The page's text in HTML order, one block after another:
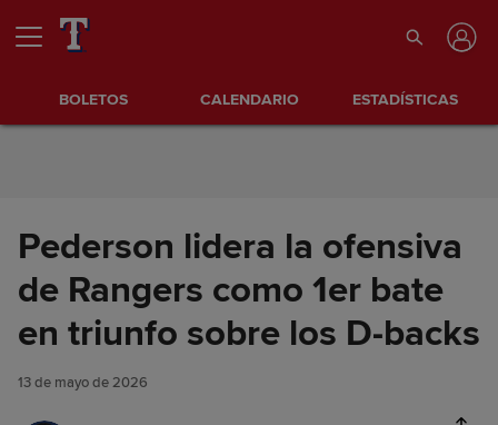
Saltar al Contenido
BOLETOS CALENDARIO ESTADÍSTICAS
Pederson lidera la ofensiva
de Rangers como 1er bate
en triunfo sobre los D-backs
13 de mayo de 2026
Pederson lidera la ofensiva de
Rangers como 1er bate en
triunfo sobre los D-backs
Compartir